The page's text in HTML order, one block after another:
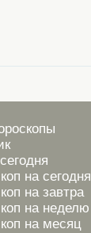
на сегодня
на завтра
на неделю
на месяц